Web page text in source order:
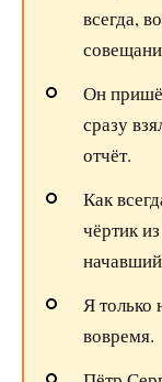
всегда,
Он
сразу
отчёт.
Как
чёртик
Я только
вовремя.